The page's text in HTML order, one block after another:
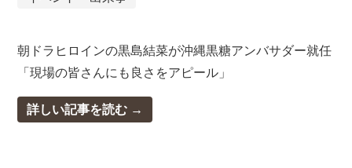
朝ドラヒロインの黒島結菜が沖縄黒糖アンバサダー就任
「現場の皆さんにも良さをアピール」
詳しい記事を読む